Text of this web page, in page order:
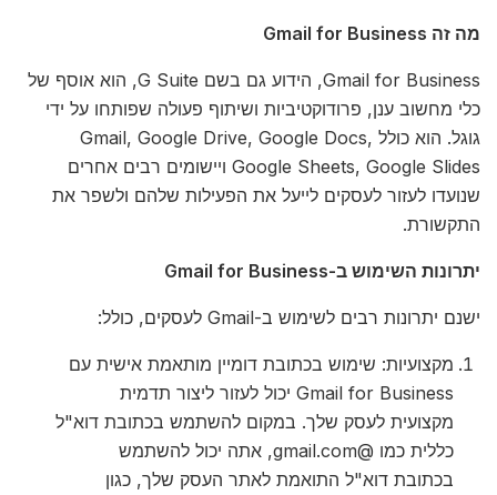
מה זה Gmail for Business
Gmail for Business, הידוע גם בשם G Suite, הוא אוסף של
כלי מחשוב ענן, פרודוקטיביות ושיתוף פעולה שפותחו על ידי
גוגל. הוא כולל Gmail, Google Drive, Google Docs,
Google Sheets, Google Slides ויישומים רבים אחרים
שנועדו לעזור לעסקים לייעל את הפעילות שלהם ולשפר את
התקשורת.
יתרונות השימוש ב-Gmail for Business
ישנם יתרונות רבים לשימוש ב-Gmail לעסקים, כולל:
מקצועיות: שימוש בכתובת דומיין מותאמת אישית עם
Gmail for Business יכול לעזור ליצור תדמית
מקצועית לעסק שלך. במקום להשתמש בכתובת דוא"ל
כללית כמו @gmail.com, אתה יכול להשתמש
בכתובת דוא"ל התואמת לאתר העסק שלך, כגון